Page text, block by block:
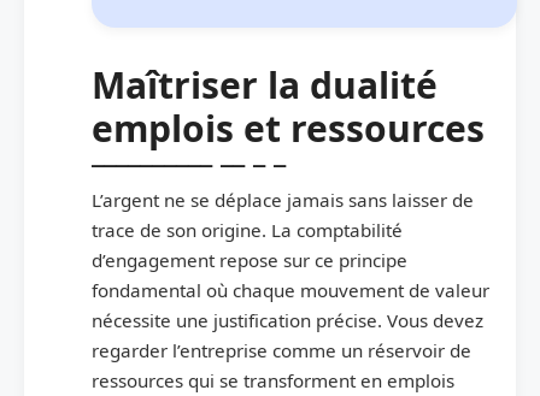
Maîtriser la dualité
emplois et ressources
L’argent ne se déplace jamais sans laisser de
trace de son origine. La comptabilité
d’engagement repose sur ce principe
fondamental où chaque mouvement de valeur
nécessite une justification précise. Vous devez
regarder l’entreprise comme un réservoir de
ressources qui se transforment en emplois